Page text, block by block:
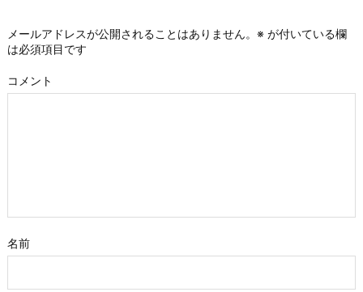
メールアドレスが公開されることはありません。 ※ が付いている欄
は必須項目です
コメント
名前